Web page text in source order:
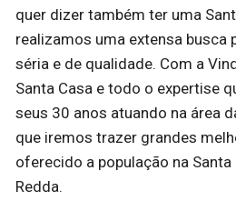
quer dizer também ter uma
realizamos uma extensa busca
séria e de qualidade. Com a
Santa Casa e todo o expertise
seus 30 anos atuando na área
que iremos trazer grandes
oferecido a população na Santa
Redda.